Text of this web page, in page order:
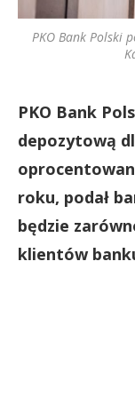
PKO Bank Polski
PKO Bank
depozytową
roku, podał
będzie
klientów